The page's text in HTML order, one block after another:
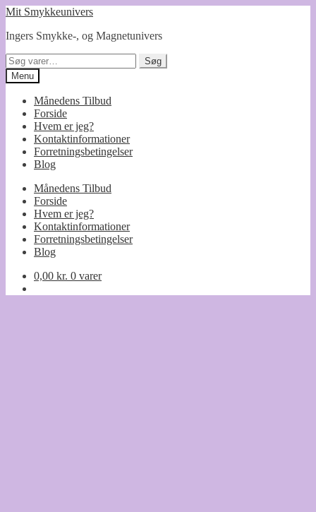
Spring
navigation
Spring
indhold
Mit Smykkeunivers
Ingers Smykke-, og Magnetunivers
Søg
efter:
Søg
Menu
Månedens Tilbud
Forside
Hvem er jeg?
Kontaktinformationer
Forretningsbetingelser
Blog
Månedens Tilbud
Forside
Hvem er jeg?
Kontaktinformationer
Forretningsbetingelser
Blog
0,00 kr. 0 varer